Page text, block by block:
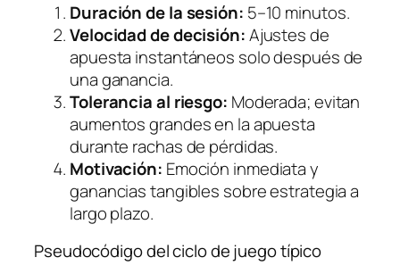
Duración de la sesión: 5–10 minutos.
Velocidad de decisión:Ajustes de
apuesta instantáneos solo después de
una ganancia.
Tolerancia al riesgo: Moderada; evitan
aumentos grandes en la apuesta
durante rachas de pérdidas.
Motivación: Emoción inmediata y
ganancias tangibles sobre estrategia a
largo plazo.
Pseudocódigo del ciclo de juego típico